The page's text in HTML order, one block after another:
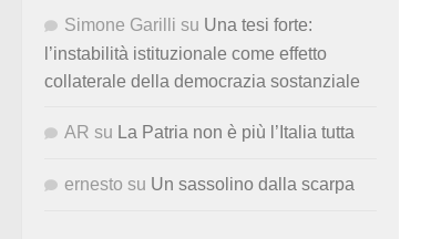
Simone Garilli su Una tesi forte:
l’instabilità istituzionale come effetto
collaterale della democrazia sostanziale
AR su La Patria non è più l’Italia tutta
ernesto su Un sassolino dalla scarpa